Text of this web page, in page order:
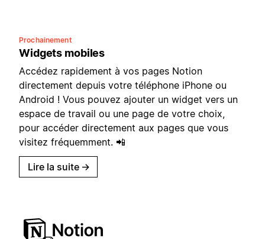
Prochainement
Widgets mobiles
Accédez rapidement à vos pages Notion
directement depuis votre téléphone iPhone ou
Android ! Vous pouvez ajouter un widget vers un
espace de travail ou une page de votre choix,
pour accéder directement aux pages que vous
visitez fréquemment. 📲
Lire la suite →